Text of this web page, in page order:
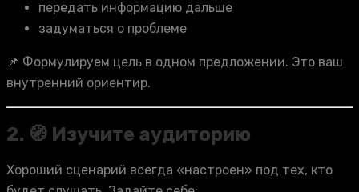
передать информацию дальше
задуматься о проблеме
📌 Формулируем цель в одном предложении. Это ваш
внутренний ориентир.
2. 🧭 Изучите аудиторию
Хороший сценарий всегда «настроен» под тех, кто